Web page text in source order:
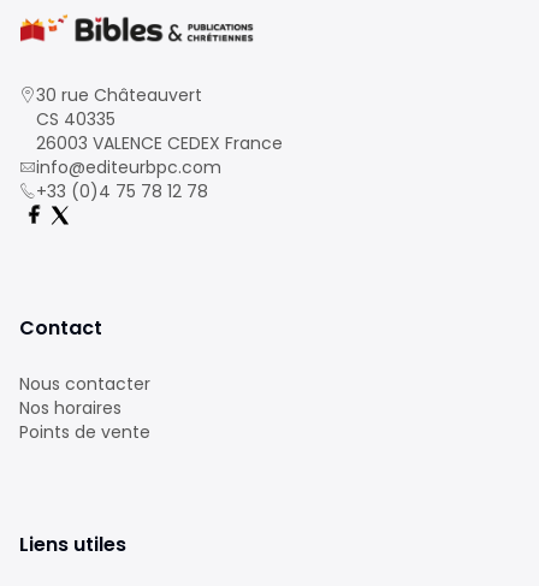
30 rue Châteauvert
CS 40335
26003 VALENCE CEDEX France
info@editeurbpc.com
+33 (0)4 75 78 12 78
Contact
Nous contacter
Nos horaires
Points de vente
Liens utiles